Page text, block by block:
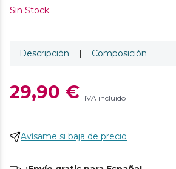
Sin Stock
Descripción | Composición
29,90 € IVA incluido
Avísame si baja de precio